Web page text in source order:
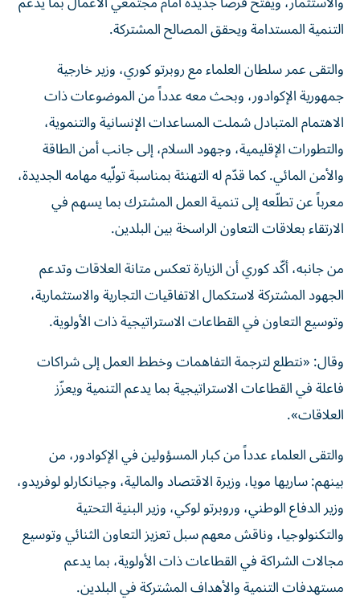
التنمية المستدامة ويحقق المصالح المشتركة.
والتقى عمر سلطان العلماء مع روبرتو كوري، وزير خارجية
جمهورية الإكوادور، وبحث معه عدداً من الموضوعات ذات
الاهتمام المتبادل شملت المساعدات الإنسانية والتنموية،
والتطورات الإقليمية، وجهود السلام، إلى جانب أمن الطاقة
والأمن المائي. كما قدّم له التهنئة بمناسبة تولّيه مهامه الجديدة،
معرباً عن تطلّعه إلى تنمية العمل المشترك بما يسهم في
الارتقاء بعلاقات التعاون الراسخة بين البلدين.
من جانبه، أكّد كوري أن الزيارة تعكس متانة العلاقات وتدعم
الجهود المشتركة لاستكمال الاتفاقيات التجارية والاستثمارية،
وتوسيع التعاون في القطاعات الاستراتيجية ذات الأولوية.
وقال: «نتطلع لترجمة التفاهمات وخطط العمل إلى شراكات
فاعلة في القطاعات الاستراتيجية بما يدعم التنمية ويعزّز
العلاقات».
والتقى العلماء عدداً من كبار المسؤولين في الإكوادور، من
بينهم: ساريها مويا، وزيرة الاقتصاد والمالية، وجيانكارلو لوفريدو،
وزير الدفاع الوطني، وروبرتو لوكي، وزير البنية التحتية
والتكنولوجيا، وناقش معهم سبل تعزيز التعاون الثنائي وتوسيع
مجالات الشراكة في القطاعات ذات الأولوية، بما يدعم
مستهدفات التنمية والأهداف المشتركة في البلدين.